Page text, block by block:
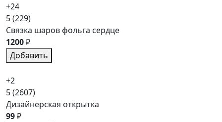
+24
5(229)
Связка шаров фольга сердце
1200₽
Добавить
+2
5(2607)
Дизайнерская открытка
99₽